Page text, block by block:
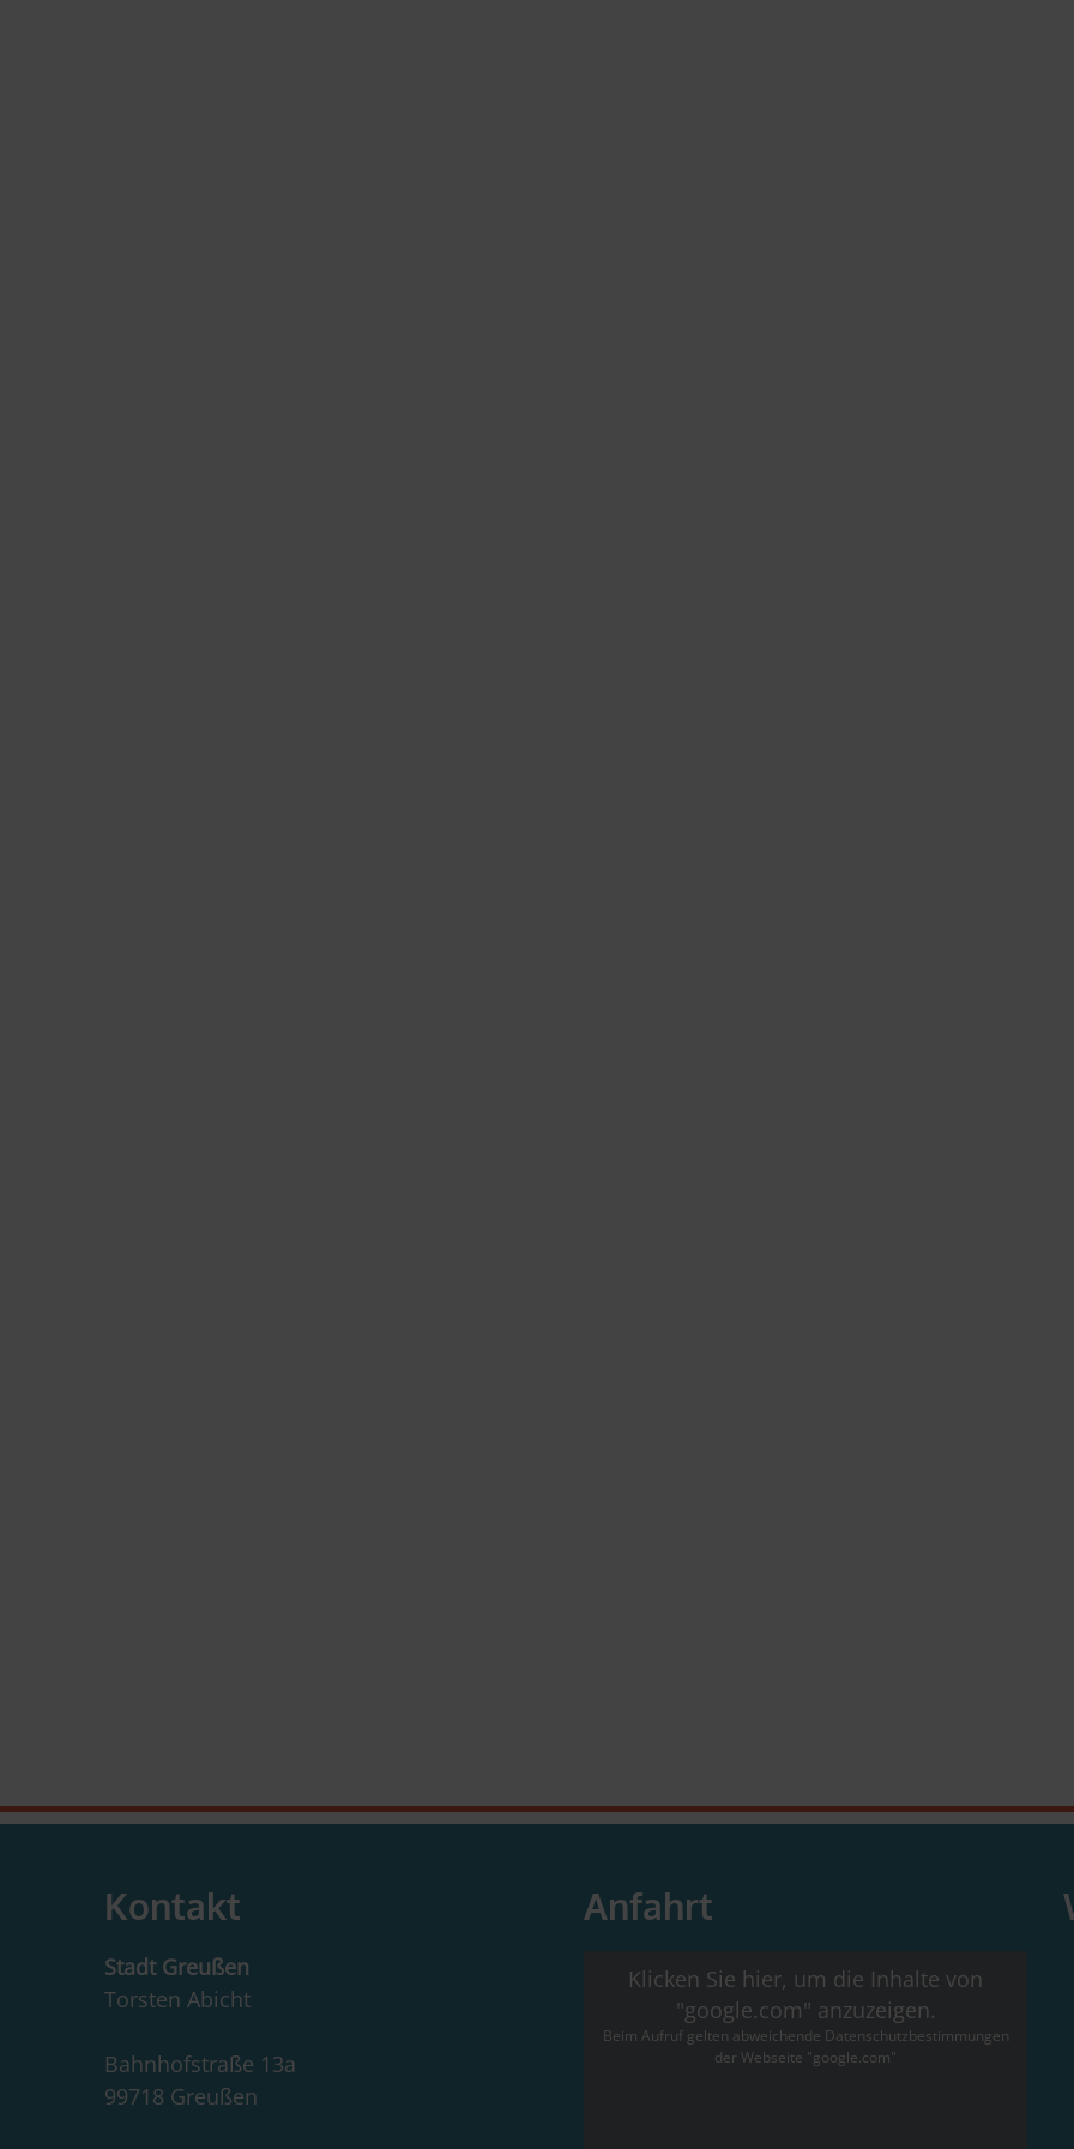
Kontakt
Stadt Greußen
Torsten Abicht
Bahnhofstraße 13a
99718 Greußen
Anfahrt
Klicken Sie hier, um die Inhalte von
"google.com" anzuzeigen.
Beim Aufruf gelten abweichende Datenschutzbestimmungen
der Webseite "google.com"